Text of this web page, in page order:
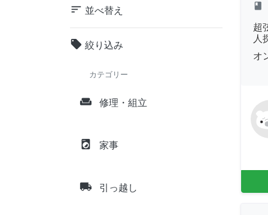
sort 並べ替え
local_offer 絞り込み
カテゴリー
weekend 修理・組立
local_laundry_service 家事
local_shipping 引っ越し
class
超
人
オ